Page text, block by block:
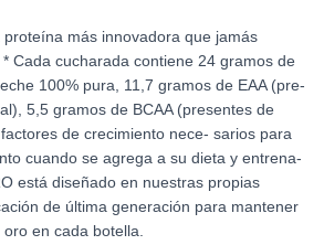
más innovadora que jamás
Cada cucharada contiene 24 gramos de
100% pura, 11,7 gramos de EAA (pre-
5,5 gramos de BCAA (presentes de
de crecimiento nece- sarios para
cuando se agrega a su dieta y entrena-
está diseñado en nuestras propias
de última generación para mantener
en cada botella.